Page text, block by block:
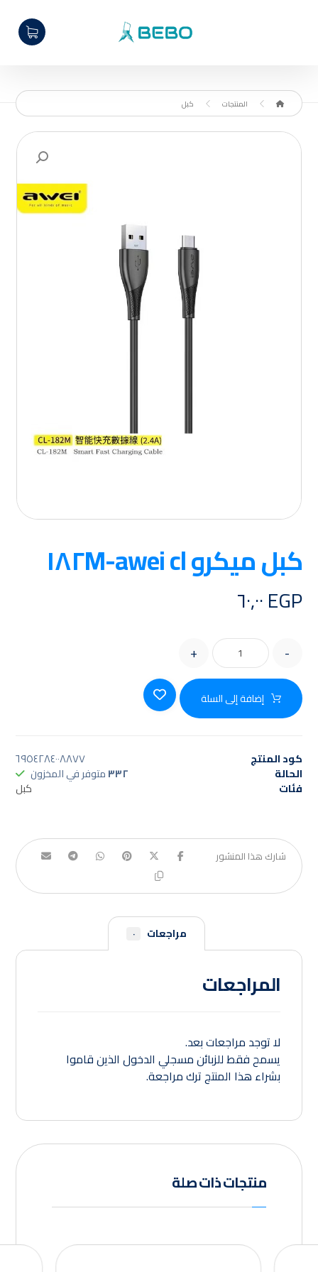
المنتجات كبل
كبل ميكرو awei cl-١٨٢M
EGP
-
+
إضافة إلى السلة
كود المنتج ٦٩٥٤٢٨٤٠٠٨٨٧٧
الحالة ٣٣٢متوفر في المخزون
فئات كبل
مراجعات ٠
المراجعات
لا توجد مراجعات بعد.
يسمح فقط للزبائن مسجلي الدخول الذين قاموا
بشراء هذا المنتج ترك مراجعة.
منتجات ذات صلة